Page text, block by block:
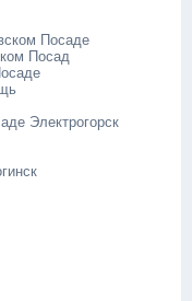
Посаде
Посад
Электрогорск